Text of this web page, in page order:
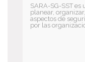
SARA-SG-SST
planear,
aspectos de
por las